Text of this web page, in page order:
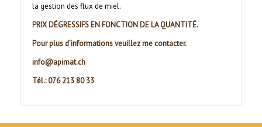
la gestion des flux de miel.
PRIX DÉGRESSIFS EN FONCTION DE LA QUANTITÉ.
Pour plus d’informations veuillez me contacter.
info@apimat.ch
Tél.: 076 213 80 33